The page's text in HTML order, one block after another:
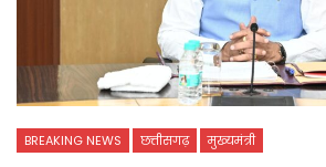
BREAKING NEWS छत्तीसगढ़ मुख्यमंत्री